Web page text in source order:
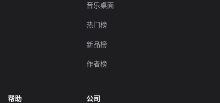
音乐桌面
热门榜
新品榜
作者榜
帮助 公司